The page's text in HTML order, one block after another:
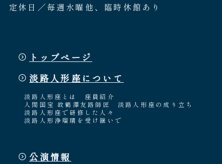
定休日／毎週水曜他、臨時休館あり
トップページ
淡路人形座について
淡路人形座とは
座員紹介
人間国宝 故鶴澤友路師匠
淡路人形座の成り立ち
淡路人形座で研修した人々
淡路人形浄瑠璃を受け継いで
公演情報